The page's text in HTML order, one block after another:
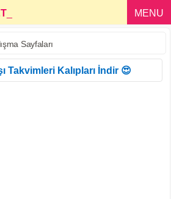
MENU
Sayfaları
Takvimleri Kalıpları İndir 😍